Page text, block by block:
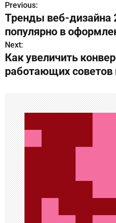
Н
а
в
и
а
ц
и
я
п
о
з
Previous:
Тренды веб-дизайна
популярно в
Next:
Как увеличить
работающих советов